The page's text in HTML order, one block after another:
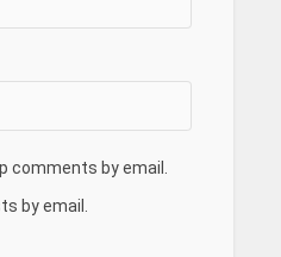
comments by email.
by email.